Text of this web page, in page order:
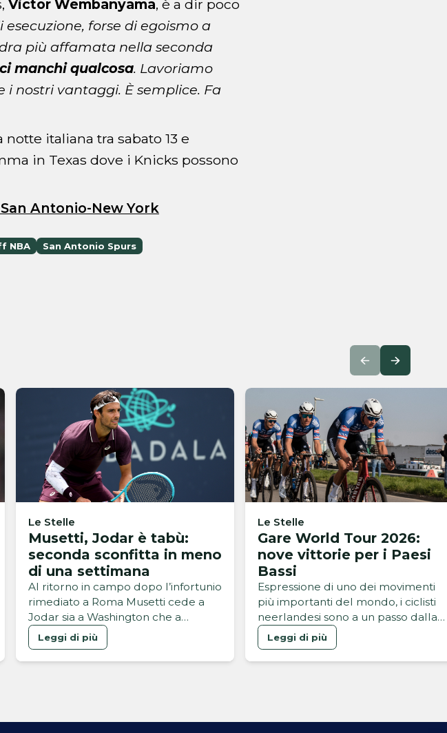
Victor Wembanyama, è a dir poco
forse di egoismo a
più affamata nella seconda
manchi qualcosa. Lavoriamo
nostri vantaggi. È semplice. Fa
italiana tra sabato 13 e
in Texas dove i Knicks possono
Antonio-New York
NBA San Antonio Spurs
Le Stelle
Musetti, Jodar è tabù:
seconda sconfitta in meno
di una settimana
Al ritorno in campo dopo l’infortunio
rimediato a Roma Musetti cede a
Jodar sia a Washington che a
Montreal
Leggi di più
Le Stelle
Gare World Tour 2026:
nove vittorie per i Paesi
Bassi
Espressione di uno dei movimenti
più importanti del mondo, i ciclisti
neerlandesi sono a un passo dalla
doppia cifra
Leggi di più